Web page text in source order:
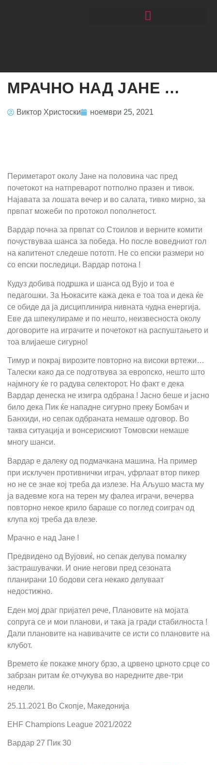
МРАЧНО НАД ЈАНЕ …
Виктор Христоски ноември 25, 2021
Периметарот околу Јане на половина час пред
почетокот на натпреварот потполно празен и тивок.
Најавата за лошата вечер и во салата, тивко мирно, за
првпат можеби по протокол пополнетост.
Вардар почна за првпат со Стоилов и верните комити
почуствуваа шанса за победа. Но после воведниот гол
на капитенот следеше пототп. Не со епски размери но
со епски последици. Вардар потона !
Кудуз добива подршка и шанса од Вујо и тоа е
педагошки. За Њокасите кажа дека е тоа тоа и дека ќе
се обиде да ја дисциплинира нивната чудна енергија.
Еве да шпекулираме и по нешто, неизвесноста околу
договорите на играчите и почетокот на распуштањето и
тоа влијаеше сигурно!
Тимур и покрај вирозите повторно на високи вртежи…
Талески како да се подготвува за европско, нешто што
најмногу ќе го радува селекторот. Но факт е дека
Вардар денеска не изигра одбрана ! Јасно беше и јасно
било дека Пик ќе нападне сигурно преку Бомбач и
Банхиди, но сепак одбраната немаше одговор. Во
таква ситуација и вонсерискиот Томовски немаше
многу шанси.
Вардар е далеку од подмачкана машина. На пример
при исклучен противнички играч, уфрлаат втор пикер
но не се знае кој треба да излезе. На Аљушо маста му
ја вадевме кога на терен му фалеа играчи, вечерва
повторно некое крило бараше со поглед соиграч од
клупа кој треба да влезе.
Мрачно е над Јане !
Предвидено од Вујовиќ, но сепак делува помалку
застрашувачки. И оние негови пред сезоната
планирани 10 бодови сега некако делуваат
недостижно.
Еден мој драг пријател рече, Плановите на мојата
сопруга се и мои планови, и така ја гради стабилноста !
Дали плановите на навивачите се исти со плановите на
клубот.
Времето ќе покаже многу брзо, а црвено црното срце со
забрзан ритам ќе отчукува во наредните две-три
недели.
25.11.2021 Во Скопје, Македонија
EHF Champions League 2021/2022
Вардар 27 Пик 30